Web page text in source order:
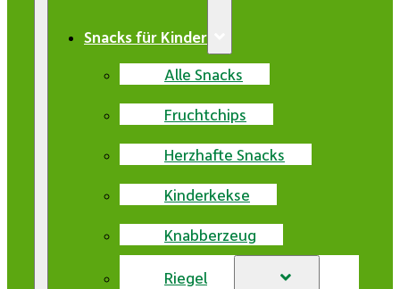
Snacks für Kinder
Alle Snacks
Fruchtchips
Herzhafte Snacks
Kinderkekse
Knabberzeug
Riegel